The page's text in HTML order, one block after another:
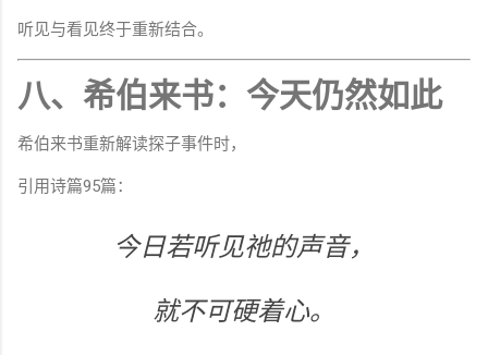
听见与看见终于重新结合。
八、希伯来书：今天仍然如此
希伯来书重新解读探子事件时，
引用诗篇95篇：
今日若听见祂的声音，
就不可硬着心。